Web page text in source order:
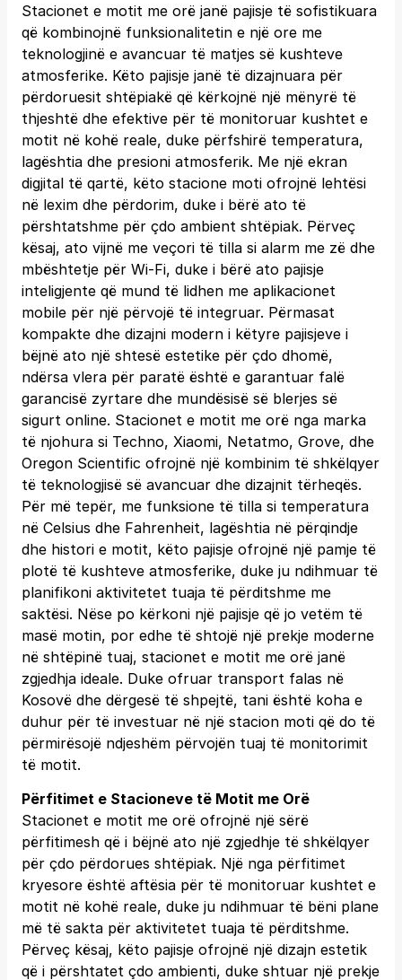
Stacionet e motit me orë janë pajisje të sofistikuara
që kombinojnë funksionalitetin e një ore me
teknologjinë e avancuar të matjes së kushteve
atmosferike. Këto pajisje janë të dizajnuara për
përdoruesit shtëpiakë që kërkojnë një mënyrë të
thjeshtë dhe efektive për të monitoruar kushtet e
motit në kohë reale, duke përfshirë temperatura,
lagështia dhe presioni atmosferik. Me një ekran
digjital të qartë, këto stacione moti ofrojnë lehtësi
në lexim dhe përdorim, duke i bërë ato të
përshtatshme për çdo ambient shtëpiak. Përveç
kësaj, ato vijnë me veçori të tilla si alarm me zë dhe
mbështetje për Wi-Fi, duke i bërë ato pajisje
inteligjente që mund të lidhen me aplikacionet
mobile për një përvojë të integruar. Përmasat
kompakte dhe dizajni modern i këtyre pajisjeve i
bëjnë ato një shtesë estetike për çdo dhomë,
ndërsa vlera për paratë është e garantuar falë
garancisë zyrtare dhe mundësisë së blerjes së
sigurt online. Stacionet e motit me orë nga marka
të njohura si Techno, Xiaomi, Netatmo, Grove, dhe
Oregon Scientific ofrojnë një kombinim të shkëlqyer
të teknologjisë së avancuar dhe dizajnit tërheqës.
Për më tepër, me funksione të tilla si temperatura
në Celsius dhe Fahrenheit, lagështia në përqindje
dhe histori e motit, këto pajisje ofrojnë një pamje të
plotë të kushteve atmosferike, duke ju ndihmuar të
planifikoni aktivitetet tuaja të përditshme me
saktësi. Nëse po kërkoni një pajisje që jo vetëm të
masë motin, por edhe të shtojë një prekje moderne
në shtëpinë tuaj, stacionet e motit me orë janë
zgjedhja ideale. Duke ofruar transport falas në
Kosovë dhe dërgesë të shpejtë, tani është koha e
duhur për të investuar në një stacion moti që do të
përmirësojë ndjeshëm përvojën tuaj të monitorimit
të motit.
Përfitimet e Stacioneve të Motit me Orë
Stacionet e motit me orë ofrojnë një sërë
përfitimesh që i bëjnë ato një zgjedhje të shkëlqyer
për çdo përdorues shtëpiak. Një nga përfitimet
kryesore është aftësia për të monitoruar kushtet e
motit në kohë reale, duke ju ndihmuar të bëni plane
më të sakta për aktivitetet tuaja të përditshme.
Përveç kësaj, këto pajisje ofrojnë një dizajn estetik
që i përshtatet çdo ambienti, duke shtuar një prekje